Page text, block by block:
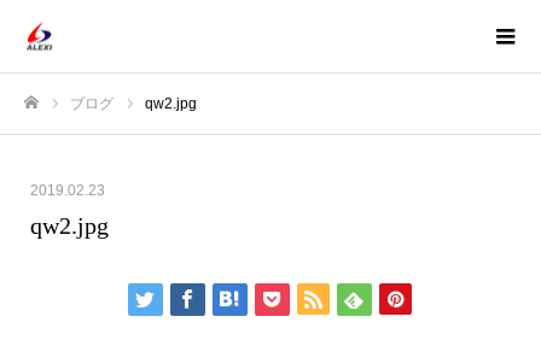
ブログ qw2.jpg
2019.02.23
qw2.jpg